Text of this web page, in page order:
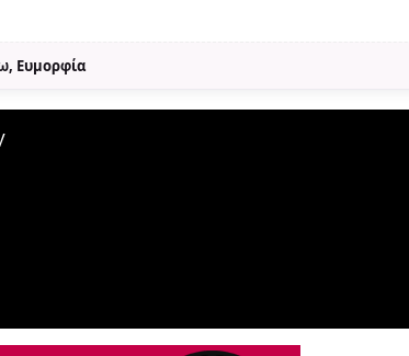
Ευμορφία